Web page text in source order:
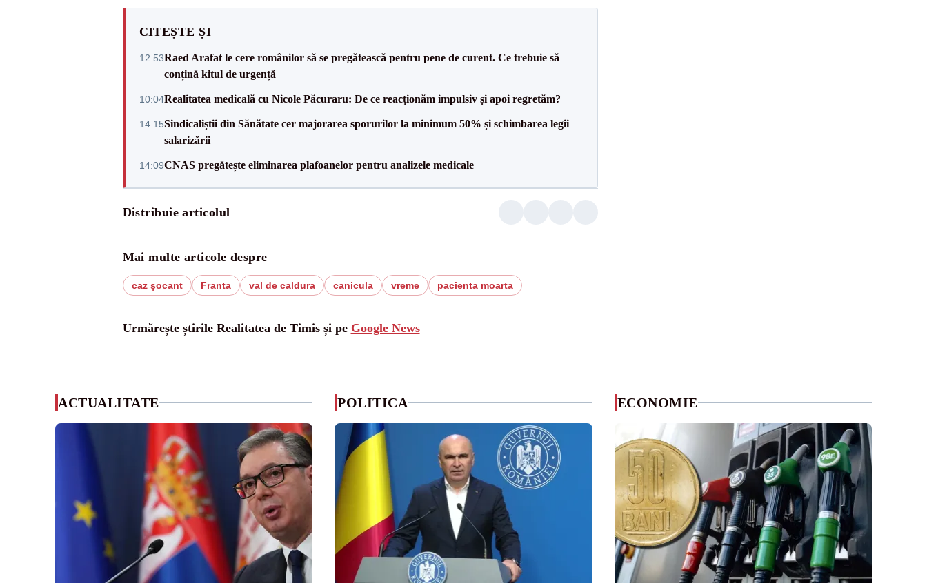
CITEȘTE ȘI
12:53Raed Arafat le cere românilor să se pregătească pentru pene de curent. Ce trebuie să
conțină kitul de urgență
10:04Realitatea medicală cu Nicole Păcuraru: De ce reacționăm impulsiv și apoi regretăm?
14:15Sindicaliștii din Sănătate cer majorarea sporurilor la minimum 50% și schimbarea legii
salarizării
14:09CNAS pregătește eliminarea plafoanelor pentru analizele medicale
Distribuie articolul
Mai multe articole despre
caz șocant Franta val de caldura canicula vreme pacienta moarta
Urmărește știrile Realitatea de Timis și pe Google News
ACTUALITATE POLITICA ECONOMIE